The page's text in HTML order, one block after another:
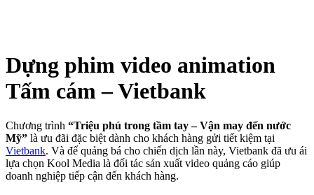
Dựng phim video animation
Tấm cám – Vietbank
Chương trình “Triệu phú trong tầm tay – Vận may đến nước
Mỹ” là ưu đãi đặc biệt dành cho khách hàng gửi tiết kiệm tại
Vietbank. Và để quảng bá cho chiến dịch lần này, Vietbank đã ưu ái
lựa chọn Kool Media là đối tác sản xuất video quảng cáo giúp
doanh nghiệp tiếp cận đến khách hàng.